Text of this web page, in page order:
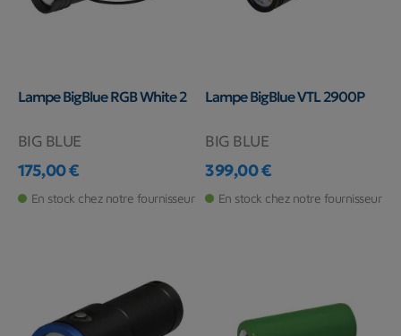
Lampe BigBlue RGB White 2
BIG BLUE
Prix
175,00 €
En stock chez notre fournisseur
Lampe BigBlue VTL 2900P
BIG BLUE
Prix
399,00 €
En stock chez notre fournisseur